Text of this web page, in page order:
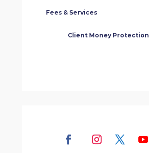
Fees & Services
Client Money Protection